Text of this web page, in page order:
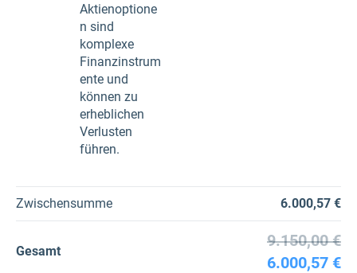
Aktienoptione
n sind
komplexe
Finanzinstrum
ente und
können zu
erheblichen
Verlusten
führen.
Zwischensumme 6.000,57 €
Gesamt
9.150,00 €
6.000,57 €